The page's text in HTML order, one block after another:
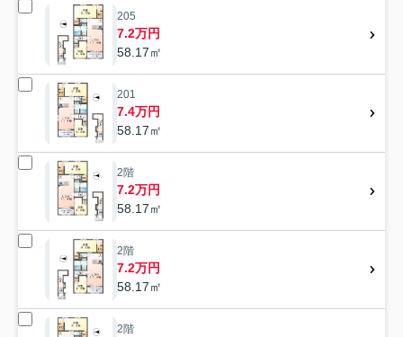
205
7.2万円
58.17㎡
201
7.4万円
58.17㎡
2階
7.2万円
58.17㎡
2階
7.2万円
58.17㎡
2階